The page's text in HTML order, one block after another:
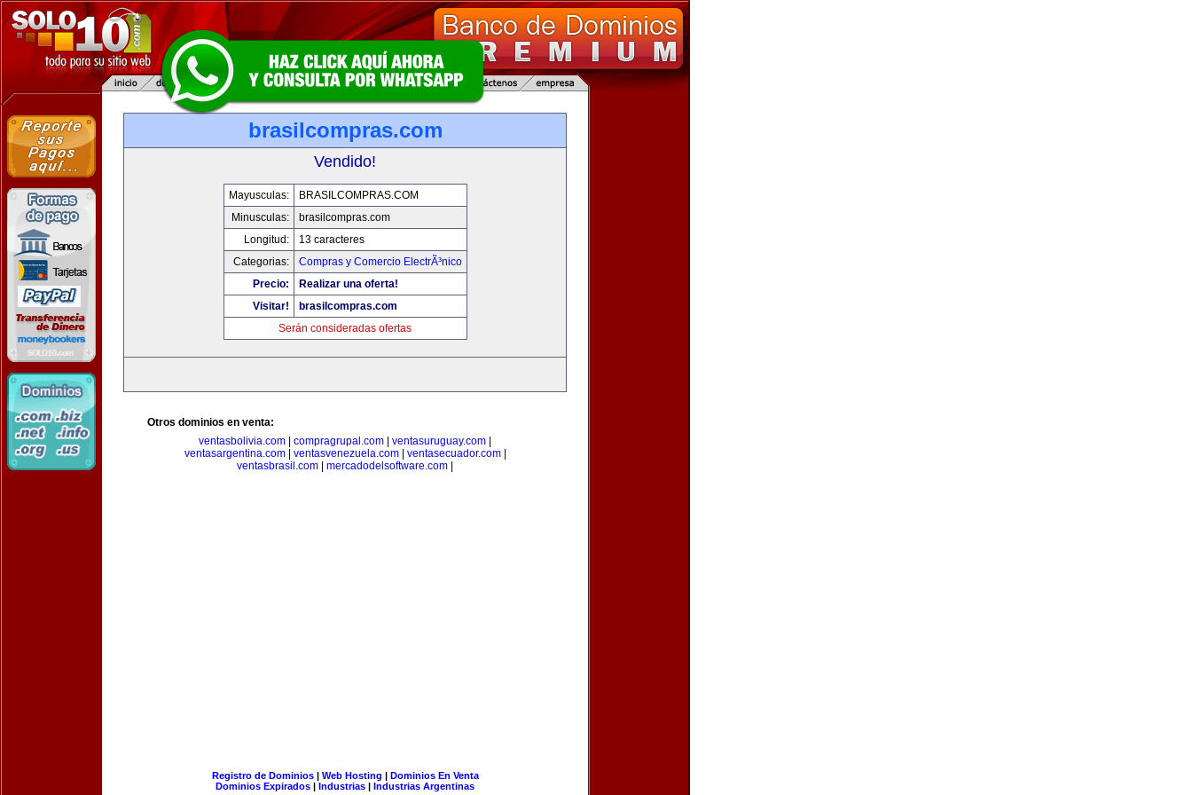
brasilcompras.com
Vendido!
Mayusculas:
BRASILCOMPRAS.COM
Minusculas:
brasilcompras.com
Longitud:
13 caracteres
Categorias:
Compras y Comercio ElectrÃ³nico
Precio:
Realizar una oferta!
Visitar!
brasilcompras.com
Serán consideradas ofertas
Otros dominios en venta:
ventasbolivia.com
compragrupal.com ventasuruguay.com
ventasargentina.com| ventasvenezuela.com| ventasecuador.com|
ventasbrasil.com
mercadodelsoftware.com
Registro de Dominios| Web Hosting | Dominios En Venta
Dominios Expirados | Industrias | Industrias Argentinas